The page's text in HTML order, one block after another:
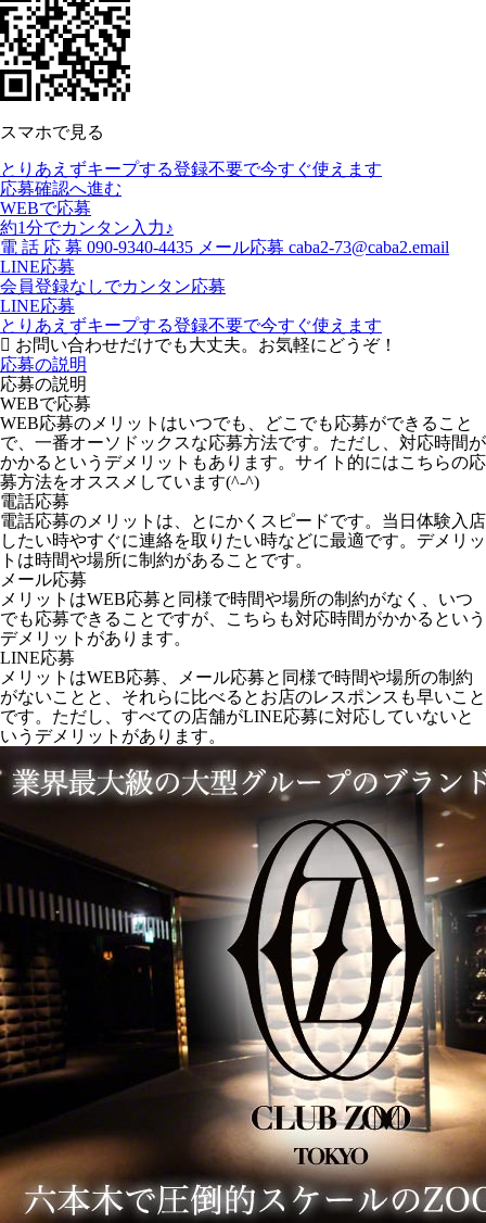
スマホで見る
とりあえずキープする登録不要で今すぐ使えます
応募確認へ進む
WEBで応募
約1分でカンタン入力♪
電 話 応 募 090-9340-4435 メール応募 caba2-73@caba2.email
LINE応募
会員登録なしでカンタン応募
LINE応募
とりあえずキープする登録不要で今すぐ使えます
お問い合わせだけでも大丈夫。お気軽にどうぞ！
応募の説明
応募の説明
WEBで応募
WEB応募のメリットはいつでも、どこでも応募ができること
で、一番オーソドックスな応募方法です。ただし、対応時間が
かかるというデメリットもあります。サイト的にはこちらの応
募方法をオススメしています(^-^)
電話応募
電話応募のメリットは、とにかくスピードです。当日体験入店
したい時やすぐに連絡を取りたい時などに最適です。デメリッ
トは時間や場所に制約があることです。
メール応募
メリットはWEB応募と同様で時間や場所の制約がなく、いつ
でも応募できることですが、こちらも対応時間がかかるという
デメリットがあります。
LINE応募
メリットはWEB応募、メール応募と同様で時間や場所の制約
がないことと、それらに比べるとお店のレスポンスも早いこと
です。ただし、すべての店舗がLINE応募に対応していないと
いうデメリットがあります。